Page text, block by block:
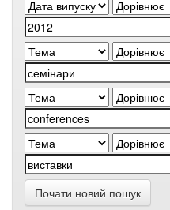
Почати новий пошук